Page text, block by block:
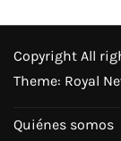
Copyright All
Theme: Royal
Quiénes somos